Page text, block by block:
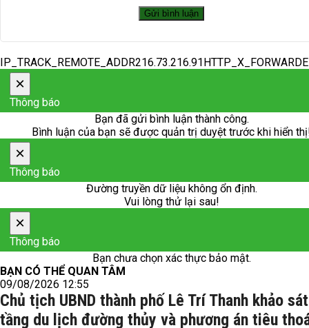
×
Thông báo
Bạn đã gửi bình luận thành công.
Bình luận của bạn sẽ được quản trị duyệt trước khi hiển
×
Thông báo
Đường truyền dữ liệu không ổn định.
Vui lòng thử lại sau!
×
Thông báo
Bạn chưa chọn xác thực bảo mật.
BẠN CÓ THỂ QUAN TÂM
09/08/2026 12:55
Chủ tịch UBND thành phố Lê Trí Thanh khảo
tầng du lịch đường thủy và phương án tiêu